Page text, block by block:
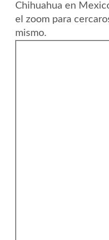
Chihuahua en
el zoom para
mismo.